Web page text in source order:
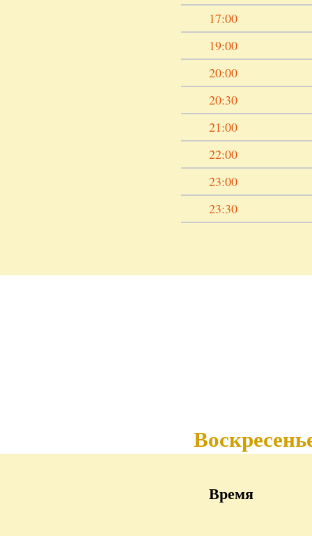
17:00
19:00
20:00
20:30
21:00
22:00
23:00
23:30
Время